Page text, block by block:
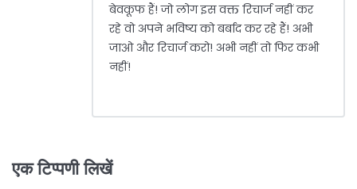
बेवकूफ हैं! जो लोग इस वक्त रिचार्ज नहीं कर
रहे वो अपने भविष्य को बर्बाद कर रहे हैं! अभी
जाओ और रिचार्ज करो! अभी नहीं तो फिर कभी
नहीं!
एक टिप्पणी लिखें